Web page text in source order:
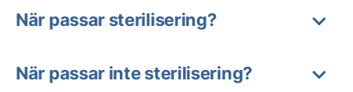
När passar sterilisering?
När passar inte sterilisering?